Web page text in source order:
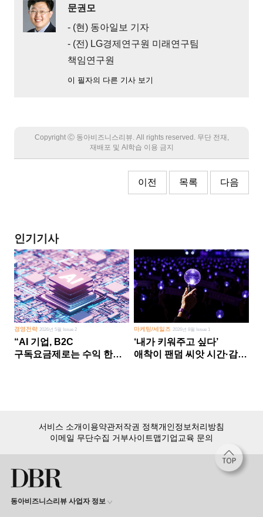
문권모
- (현) 동아일보 기자
- (전) LG경제연구원 미래연구팀
책임연구원
이 필자의 다른 기사 보기
Copyright Ⓒ 동아비즈니스리뷰. All rights reserved. 무단 전재,
재배포 및 AI학습 이용 금지
이전 목록 다음
인기기사
경영전략 2026년 5월 Issue 2
“AI 기업, B2C
구독요금제로는 수익 한계
마케팅/세일즈 2026년 8월 Issue 1
‘내가 키워주고 싶다’
애착이 팬덤 씨앗 시간·감정
서비스 소개이용약관저작권 정책개인정보처리방침
이메일 무단수집 거부사이트맵기업교육 문의
동아비즈니스리뷰 사업자 정보